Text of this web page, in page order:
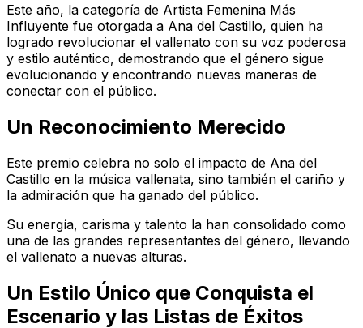
Este año, la categoría de Artista Femenina Más
Influyente fue otorgada a Ana del Castillo, quien ha
logrado revolucionar el vallenato con su voz poderosa
y estilo auténtico, demostrando que el género sigue
evolucionando y encontrando nuevas maneras de
conectar con el público.
Un Reconocimiento Merecido
Este premio celebra no solo el impacto de Ana del
Castillo en la música vallenata, sino también el cariño y
la admiración que ha ganado del público.
Su energía, carisma y talento la han consolidado como
una de las grandes representantes del género, llevando
el vallenato a nuevas alturas.
Un Estilo Único que Conquista el
Escenario y las Listas de Éxitos